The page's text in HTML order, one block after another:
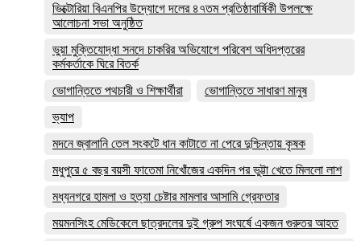
ভিক্টোরিয়া বিএনপির উদ্যোগে দলের ৪৭তম প্রতিষ্ঠাবার্ষিকী উপলক্ষে
আলোচনা সভা অনুষ্ঠিত
ভুয়া মুক্তিযোদ্ধা সনদে চাকরির অভিযোগে পরিবেশ অধিদপ্তরের
কর্মকর্তাকে ঘিরে বিতর্ক
ভোগান্তিতে পথচারী ও শিক্ষার্থীরা
ভোগান্তিতে সাধারণ মানুষ
ভ্যাপ
মদনে জ্বালানি তেল সংকটে ধান কাটাতে না পেরে দুশ্চিন্তায় কৃষক
মধুপুরে ৫ বছর বয়সী ফাতেমা নিখোঁজের একদিন পর ভুট্টা খেতে মিললো লাশ
মধ্যনগরে হামলা ও হত্যা চেষ্টার মামলার আসামি গ্রেফতার
ময়মনসিংহ মেডিকেলে ছাত্রদলের দুই গ্রুপ সংঘর্ষে একজন গুরুতর আহত